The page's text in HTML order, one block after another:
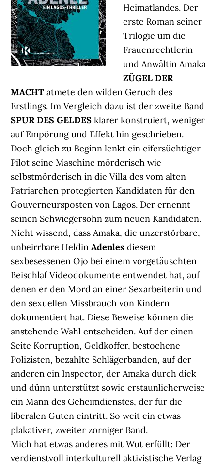
Heimatlandes. Der
erste Roman seiner
Trilogie um die
Frauenrechtlerin
und Anwältin Amaka
ZÜGEL DER
MACHTatmete den wilden Geruch des
Erstlings. Im Vergleich dazu ist der zweite Band
SPUR DES GELDESklarer konstruiert, weniger
auf Empörung und Effekt hin geschrieben.
Doch gleich zu Beginn lenkt ein eifersüchtiger
Pilot seine Maschine mörderisch wie
selbstmörderisch in die Villa des vom alten
Patriarchen protegierten Kandidaten für den
Gouverneursposten von Lagos. Der ernennt
seinen Schwiegersohn zum neuen Kandidaten.
Nicht wissend, dass Amaka, die unzerstörbare,
unbeirrbare HeldinAdenlesdiesem
sexbesessenen Ojo bei einem vorgetäuschten
Beischlaf Videodokumente entwendet hat, auf
denen er den Mord an einer Sexarbeiterin und
den sexuellen Missbrauch von Kindern
dokumentiert hat. Diese Beweise können die
anstehende Wahl entscheiden. Auf der einen
Seite Korruption, Geldkoffer, bestochene
Polizisten, bezahlte Schlägerbanden, auf der
anderen ein Inspector, der Amaka durch dick
und dünn unterstützt sowie erstaunlicherweise
ein Mann des Geheimdienstes, der für die
liberalen Guten eintritt. So weit ein etwas
plakativer, zweiter zorniger Band.
Mich hat etwas anderes mit Wut erfüllt: Der
verdienstvoll interkulturell aktivistische Verlag